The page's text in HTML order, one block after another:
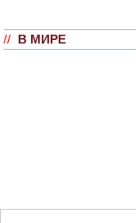
// В МИРЕ